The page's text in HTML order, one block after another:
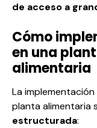
de acceso a
Cómo
en una
alimentaria
La
planta alimentaria
estructurada: